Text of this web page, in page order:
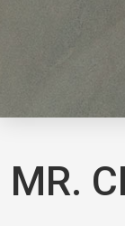
MR.